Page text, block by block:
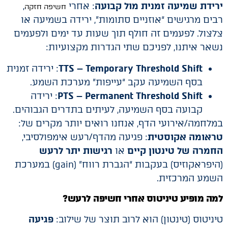
ירידת שמיעה זמנית מול קבועה: אחרי חשיפה חזקה,
רבים מרגישים “אוזניים סתומות”, ירידה בשמיעה או
צלצול. לפעמים זה חולף תוך שעות עד ימים ולפעמים
נשאר איתנו, לפניכם שתי הגדרות מקצועיות:
TTS – Temporary Threshold Shift: ירידה זמנית
בסף השמיעה עקב “עייפות” מערכת השמע.
PTS – Permanent Threshold Shift: ירידה
קבועה בסף השמיעה, לעיתים בתדרים הגבוהים.
במלחמה/אירועי הדף, אנחנו רואים יותר מקרים של:
טראומה אקוסטית: פגיעה מהדף/רעש אימפולסיבי,
החמרה של טינטון קיים או רגישות יתר לרעש
(היפראקוזיס) בעקבות “הגברת רווח” (gain) במערכת
השמע המרכזית.
למה מופיע טיניטוס אחרי חשיפה לרעש?
טיניטוס (טינטון) הוא לרוב תוצר של שילוב: פגיעה